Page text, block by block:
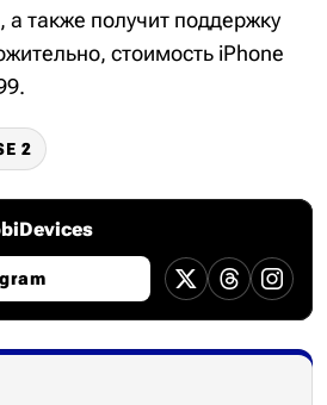
а также получит поддержку
стоимость iPhone
2